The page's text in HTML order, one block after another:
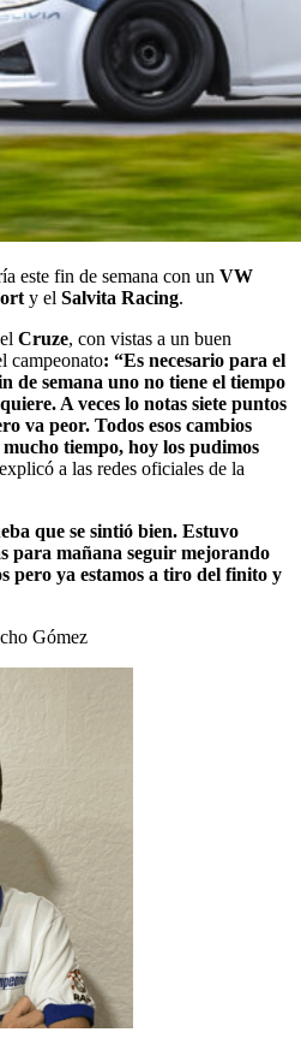
este fin de semana con un VW
y el Salvita Racing.
Cruze, con vistas a un buen
campeonato: “Es necesario para el
de semana uno no tiene el tiempo
A veces lo notas siete puntos
va peor. Todos esos cambios
tiempo, hoy los pudimos
explicó a las redes oficiales de la
que se sintió bien. Estuvo
para mañana seguir mejorando
pero ya estamos a tiro del finito y
Gómez